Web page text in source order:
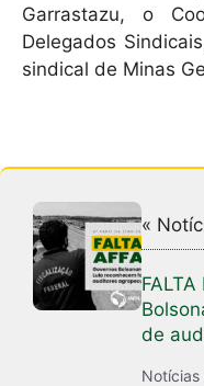
Garrastazu, o
Delegados
sindical de Minas
«
de